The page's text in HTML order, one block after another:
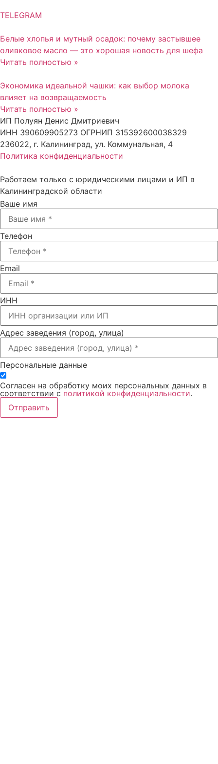
TELEGRAM
Белые хлопья и мутный осадок: почему застывшее
оливковое масло — это хорошая новость для шефа
Читать полностью »
Экономика идеальной чашки: как выбор молока
влияет на возвращаемость
Читать полностью »
ИП Полуян Денис Дмитриевич
ИНН 390609905273 ОГРНИП 315392600038329
236022, г. Калининград, ул. Коммунальная, 4
Политика конфиденциальности
Работаем только с юридическими лицами и ИП в
Калининградской области
Ваше имя
Телефон
Email
ИНН
Адрес заведения (город, улица)
Персональные данные
Согласен на обработку моих персональных данных в
соответствии с политикой конфиденциальности.
Отправить